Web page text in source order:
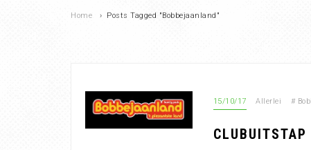
Home › Posts Tagged "Bobbejaanland"
15/10/17 Allerlei #